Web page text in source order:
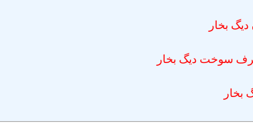
بخار
سوخت دیگ بخار
بخار